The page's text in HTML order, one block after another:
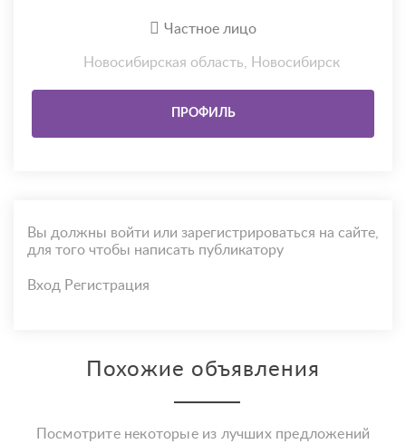
Частное лицо
Новосибирская область, Новосибирск
ПРОФИЛЬ
Вы должны войти или зарегистрироваться на сайте,
для того чтобы написать публикатору
Вход Регистрация
Похожие объявления
Посмотрите некоторые из лучших предложений